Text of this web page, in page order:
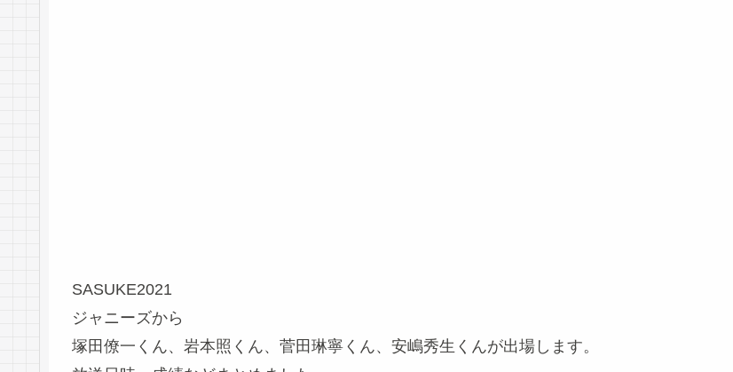
SASUKE2021
ジャニーズから
塚田僚一くん、岩本照くん、菅田琳寧くん、安嶋秀生くんが出場します。